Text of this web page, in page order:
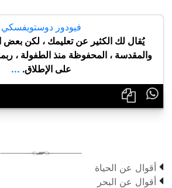
فيودور دوستويفسكي
يُقال لك الكثير عن تعليمك ، لكن بعض
والمقدسة ، المحفوظة منذ الطفولة ،
على الإطلاق. ...

 أقوال عن الحياة
 أقوال عن البحر